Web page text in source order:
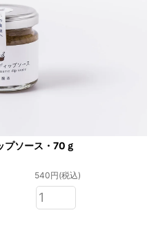
プソース・70ｇ
540円(税込)